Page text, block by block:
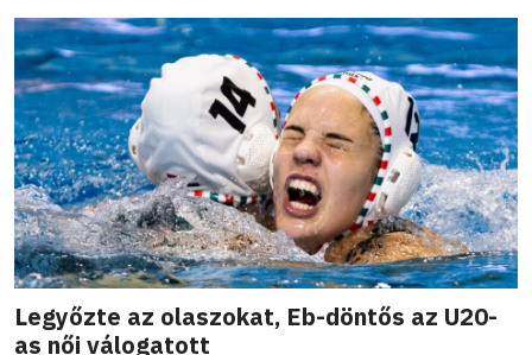
Legyőzte az olaszokat, Eb-döntős az U20-
as női válogatott